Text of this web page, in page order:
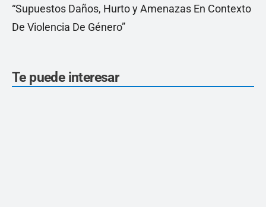
“Supuestos Daños, Hurto y Amenazas En Contexto
De Violencia De Género”
Te puede interesar